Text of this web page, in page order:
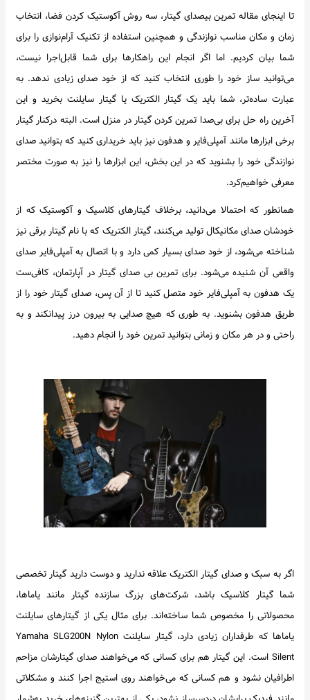
تا اینجای مقاله تمرین بیصدای گیتار، سه روش آکوستیک کردن فضا، انتخاب
زمان و مکان مناسب نوازندگی و همچنین استفاده از تکنیک آرام‌نوازی را برای
شما بیان کردیم. اما اگر انجام این راهکارها برای شما قابل‌اجرا نیست،
می‌توانید ساز خود را طوری انتخاب کنید که از خود صدای زیادی ندهد. به
عبارت ساده‌تر، شما باید یک گیتار الکتریک یا گیتار سایلنت بخرید و این
آخرین راه حل برای بی‌صدا تمرین کردن گیتار در منزل است. البته درکنار گیتار
برخی ابزارها مانند آمپلی‌فایر و هدفون نیز باید خریداری کنید که بتوانید صدای
نوازندگی خود را بشنوید که در این بخش، این ابزارها را نیز به صورت مختصر
معرفی خواهیم‌کرد.
همانطور که احتمالا می‌دانید، برخلاف گیتارهای کلاسیک و آکوستیک که از
خودشان صدای مکانیکال تولید می‌کنند، گیتار الکتریک که با نام گیتار برقی نیز
شناخته می‌شود، از خود صدای بسیار کمی دارد و با اتصال به آمپلی‌فایر صدای
واقعی آن شنیده می‌شود. برای تمرین بی صدای گیتار در آپارتمان، کافی‌ست
یک هدفون به آمپلی‌فایر خود متصل کنید تا از آن پس، صدای گیتار خود را از
طریق هدفون بشنوید. به طوری که هیچ صدایی به بیرون درز پیدانکند و به
راحتی و در هر مکان و زمانی بتوانید تمرین خود را انجام دهید.
اگر به سبک و صدای گیتار الکتریک علاقه ندارید و دوست دارید گیتار تخصصی
شما گیتار کلاسیک باشد، شرکت‌های بزرگ سازنده گیتار مانند یاماها،
محصولاتی را مخصوص شما ساخته‌اند. برای مثال یکی از گیتارهای سایلنت
یاماها که طرفداران زیادی دارد، گیتار سایلنت Yamaha SLG200N Nylon
Silent است. این گیتار هم برای کسانی که می‌خواهند صدای گیتارشان مزاحم
اطرافیان نشود و هم کسانی که می‌خواهند روی استیج اجرا کنند و مشکلاتی